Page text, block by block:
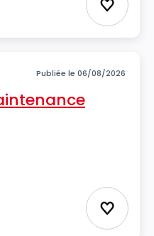
Ajouter
Publiée le 06/08/2026
Ajouter